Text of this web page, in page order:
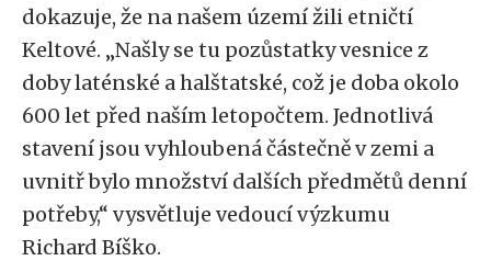
dokazuje, že na našem území žili etničtí
Keltové. „Našly se tu pozůstatky vesnice z
doby laténské a halštatské, což je doba okolo
600 let před naším letopočtem. Jednotlivá
stavení jsou vyhloubená částečně v zemi a
uvnitř bylo množství dalších předmětů denní
potřeby,“ vysvětluje vedoucí výzkumu
Richard Bíško.